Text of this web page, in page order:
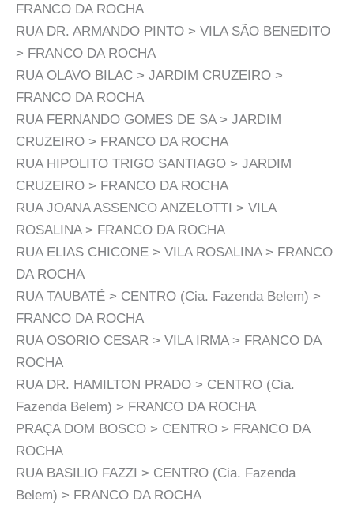
FRANCO DA ROCHA
RUA DR. ARMANDO PINTO > VILA SÃO BENEDITO
> FRANCO DA ROCHA
RUA OLAVO BILAC > JARDIM CRUZEIRO >
FRANCO DA ROCHA
RUA FERNANDO GOMES DE SA > JARDIM
CRUZEIRO > FRANCO DA ROCHA
RUA HIPOLITO TRIGO SANTIAGO > JARDIM
CRUZEIRO > FRANCO DA ROCHA
RUA JOANA ASSENCO ANZELOTTI > VILA
ROSALINA > FRANCO DA ROCHA
RUA ELIAS CHICONE > VILA ROSALINA > FRANCO
DA ROCHA
RUA TAUBATÉ > CENTRO (Cia. Fazenda Belem) >
FRANCO DA ROCHA
RUA OSORIO CESAR > VILA IRMA > FRANCO DA
ROCHA
RUA DR. HAMILTON PRADO > CENTRO (Cia.
Fazenda Belem) > FRANCO DA ROCHA
PRAÇA DOM BOSCO > CENTRO > FRANCO DA
ROCHA
RUA BASILIO FAZZI > CENTRO (Cia. Fazenda
Belem) > FRANCO DA ROCHA